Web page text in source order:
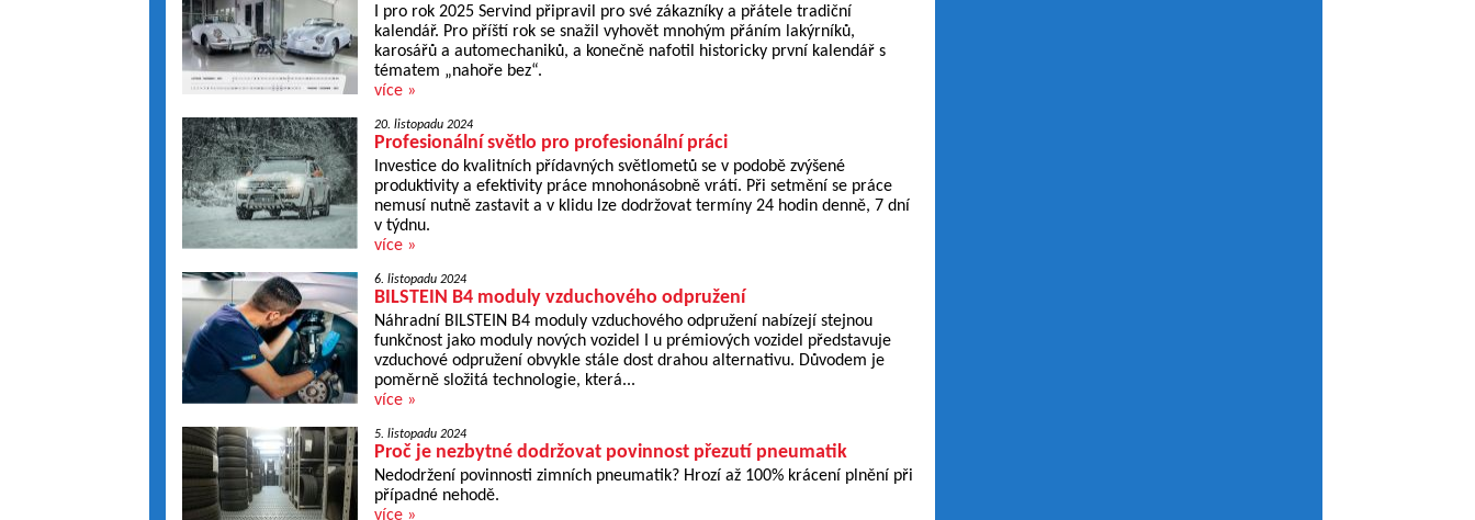
I pro rok 2025 Servind připravil pro své zákazníky a přátele tradiční
kalendář. Pro příští rok se snažil vyhovět mnohým přáním lakýrníků,
karosářů a automechaniků, a konečně nafotil historicky první kalendář s
tématem „nahoře bez“.
více »
20. listopadu 2024
Profesionální světlo pro profesionální práci
Investice do kvalitních přídavných světlometů se v podobě zvýšené
produktivity a efektivity práce mnohonásobně vrátí. Při setmění se práce
nemusí nutně zastavit a v klidu lze dodržovat termíny 24 hodin denně, 7 dní
v týdnu.
více »
6. listopadu 2024
BILSTEIN B4 moduly vzduchového odpružení
Náhradní BILSTEIN B4 moduly vzduchového odpružení nabízejí stejnou
funkčnost jako moduly nových vozidel I u prémiových vozidel představuje
vzduchové odpružení obvykle stále dost drahou alternativu. Důvodem je
poměrně složitá technologie, která...
více »
5. listopadu 2024
Proč je nezbytné dodržovat povinnost přezutí pneumatik
Nedodržení povinnosti zimních pneumatik? Hrozí až 100% krácení plnění při
případné nehodě.
více »